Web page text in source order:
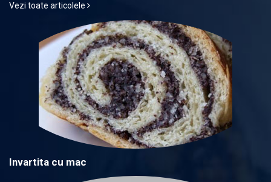
Vezi toate articolele
Invartita cu mac